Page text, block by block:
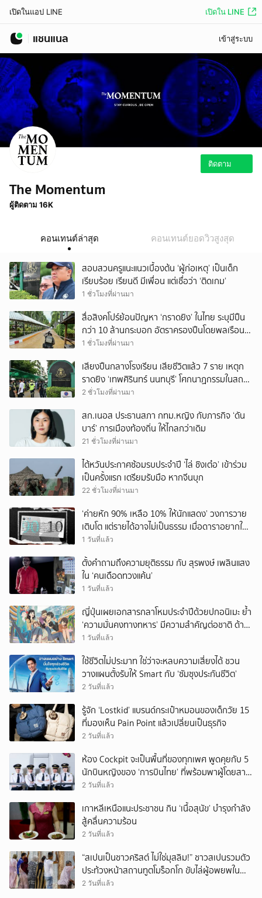
เปิดในแอป LINE เปิดใน LINE
แชนแนล เข้าสู่ระบบ
ติดตาม
The Momentum
ผู้ติดตาม 16K
คอนเทนต์ล่าสุด คอนเทนต์ยอดวิวสูงสุด
สอบสวนครูแนะแนวเบื้องต้น ‘ผู้ก่อเหตุ’ เป็นเด็ก
เรียบร้อย เรียนดี มีเพื่อน แต่เชื่อว่า ‘ติดเกม’
1 ชั่วโมงที่ผ่านมา
สื่อสิงคโปร์ย้อนปัญหา ‘กราดยิง’ ในไทย ระบุมีปืน
กว่า 10 ล้านกระบอก อัตราครองปืนโดยพลเรือน
สูงที่สุดในภูมิภาค
1 ชั่วโมงที่ผ่านมา
เสียงปืนกลางโรงเรียน เสียชีวิตแล้ว 7 ราย เหตุก
ราดยิง ‘เทพศิรินทร์ นนทบุรี’ โศกนาฏกรรมในสถาน
ศึกษา ครั้งที่ 2 ในรอบปี
2 ชั่วโมงที่ผ่านมา
สก.เนอส ประธานสภา กทม.หญิง กับภารกิจ ‘ดัน
บาร์’ การเมืองท้องถิ่น ให้ไกลกว่าเดิม
21 ชั่วโมงที่ผ่านมา
ไต้หวันประกาศซ้อมรบประจำปี ‘ไล่ ชิงเต๋อ’ เข้าร่วม
เป็นครั้งแรก เตรียมรับมือ หากจีนบุก
22 ชั่วโมงที่ผ่านมา
‘ค่ายหัก 90% เหลือ 10% ให้นักแสดง’ วงการวาย
เติบโต แต่รายได้อาจไม่เป็นธรรม เมื่อดาราอยากให้มี
‘สัญญามาตรฐาน’
1 วันที่แล้ว
ตั้งคำถามถึงความยุติธรรม กับ สุรพงษ์ เพลินแสง
ใน ‘คนเดือดทวงแค้น’
1 วันที่แล้ว
ญี่ปุ่นเผยเอกสารกลาโหมประจำปีด้วยปกอนิเมะ ย้ำ
‘ความมั่นคงทางทหาร’ มีความสำคัญต่อชาติ ด้าน
จีนเตือน ขออย่าซ้ำรอยประวัติศาสตร์
1 วันที่แล้ว
ใช้ชีวิตไม่ประมาท ใช่ว่าจะหลบความเสี่ยงได้ ชวน
วางแผนตั้งรับให้ Smart กับ ‘ซัมซุงประกันชีวิต’
2 วันที่แล้ว
รู้จัก ‘Lostkid’ แบรนด์กระเป๋าหมอนของเด็กวัย 15
ที่มองเห็น Pain Point แล้วเปลี่ยนเป็นธุรกิจ
2 วันที่แล้ว
ห้อง Cockpit จะเป็นพื้นที่ของทุกเพศ พูดคุยกับ 5
นักบินหญิงของ ‘การบินไทย’ ที่พร้อมพาผู้โดยสาร
บินไปทั่วโลก
2 วันที่แล้ว
เกาหลีเหนือแนะประชาชน กิน ‘เนื้อสุนัข’ บำรุงกำลัง
สู้คลื่นความร้อน
2 วันที่แล้ว
“สเปนเป็นชาวคริสต์ ไม่ใช่มุสลิม!” ชาวสเปนรวมตัว
ประท้วงหน้าสถานทูตโมร็อกโก ขับไล่ผู้อพยพใน
เมืองเซวตาออกนอกประเทศ
2 วันที่แล้ว